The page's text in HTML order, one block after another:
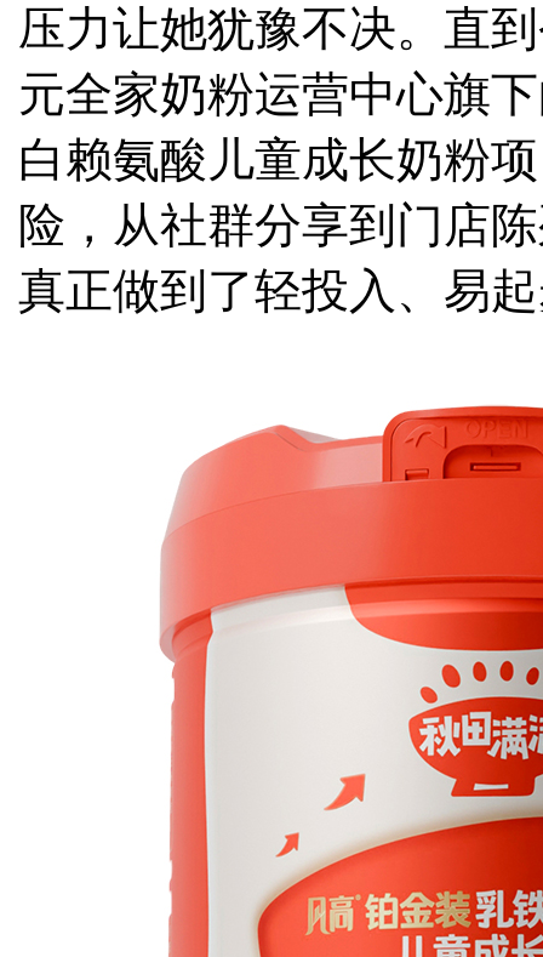
压力让她犹豫不决。直
元全家奶粉运营中心旗
白赖氨酸儿童成长奶粉
险，从社群分享到门店
真正做到了轻投入、易